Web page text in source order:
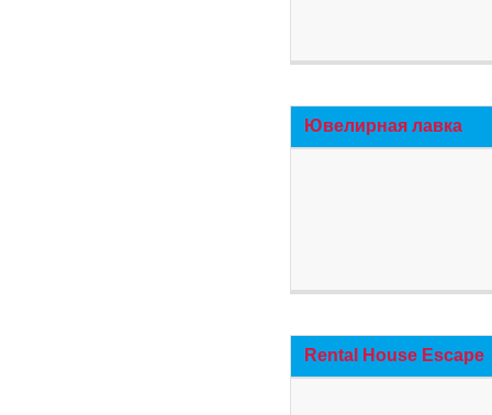
Ювелирная лавка
Rental House Escape